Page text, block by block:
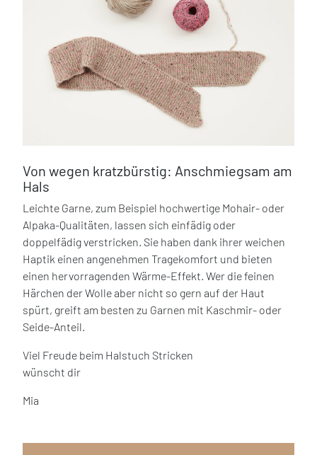
Von wegen kratzbürstig: Anschmiegsam am
Hals
Leichte Garne, zum Beispiel hochwertige Mohair- oder
Alpaka-Qualitäten, lassen sich einfädig oder
doppelfädig verstricken. Sie haben dank ihrer weichen
Haptik einen angenehmen Tragekomfort und bieten
einen hervorragenden Wärme-Effekt. Wer die feinen
Härchen der Wolle aber nicht so gern auf der Haut
spürt, greift am besten zu Garnen mit Kaschmir- oder
Seide-Anteil.
Viel Freude beim Halstuch Stricken
wünscht dir
Mia